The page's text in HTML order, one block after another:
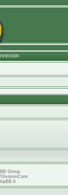
Group.
/DivisionCore.